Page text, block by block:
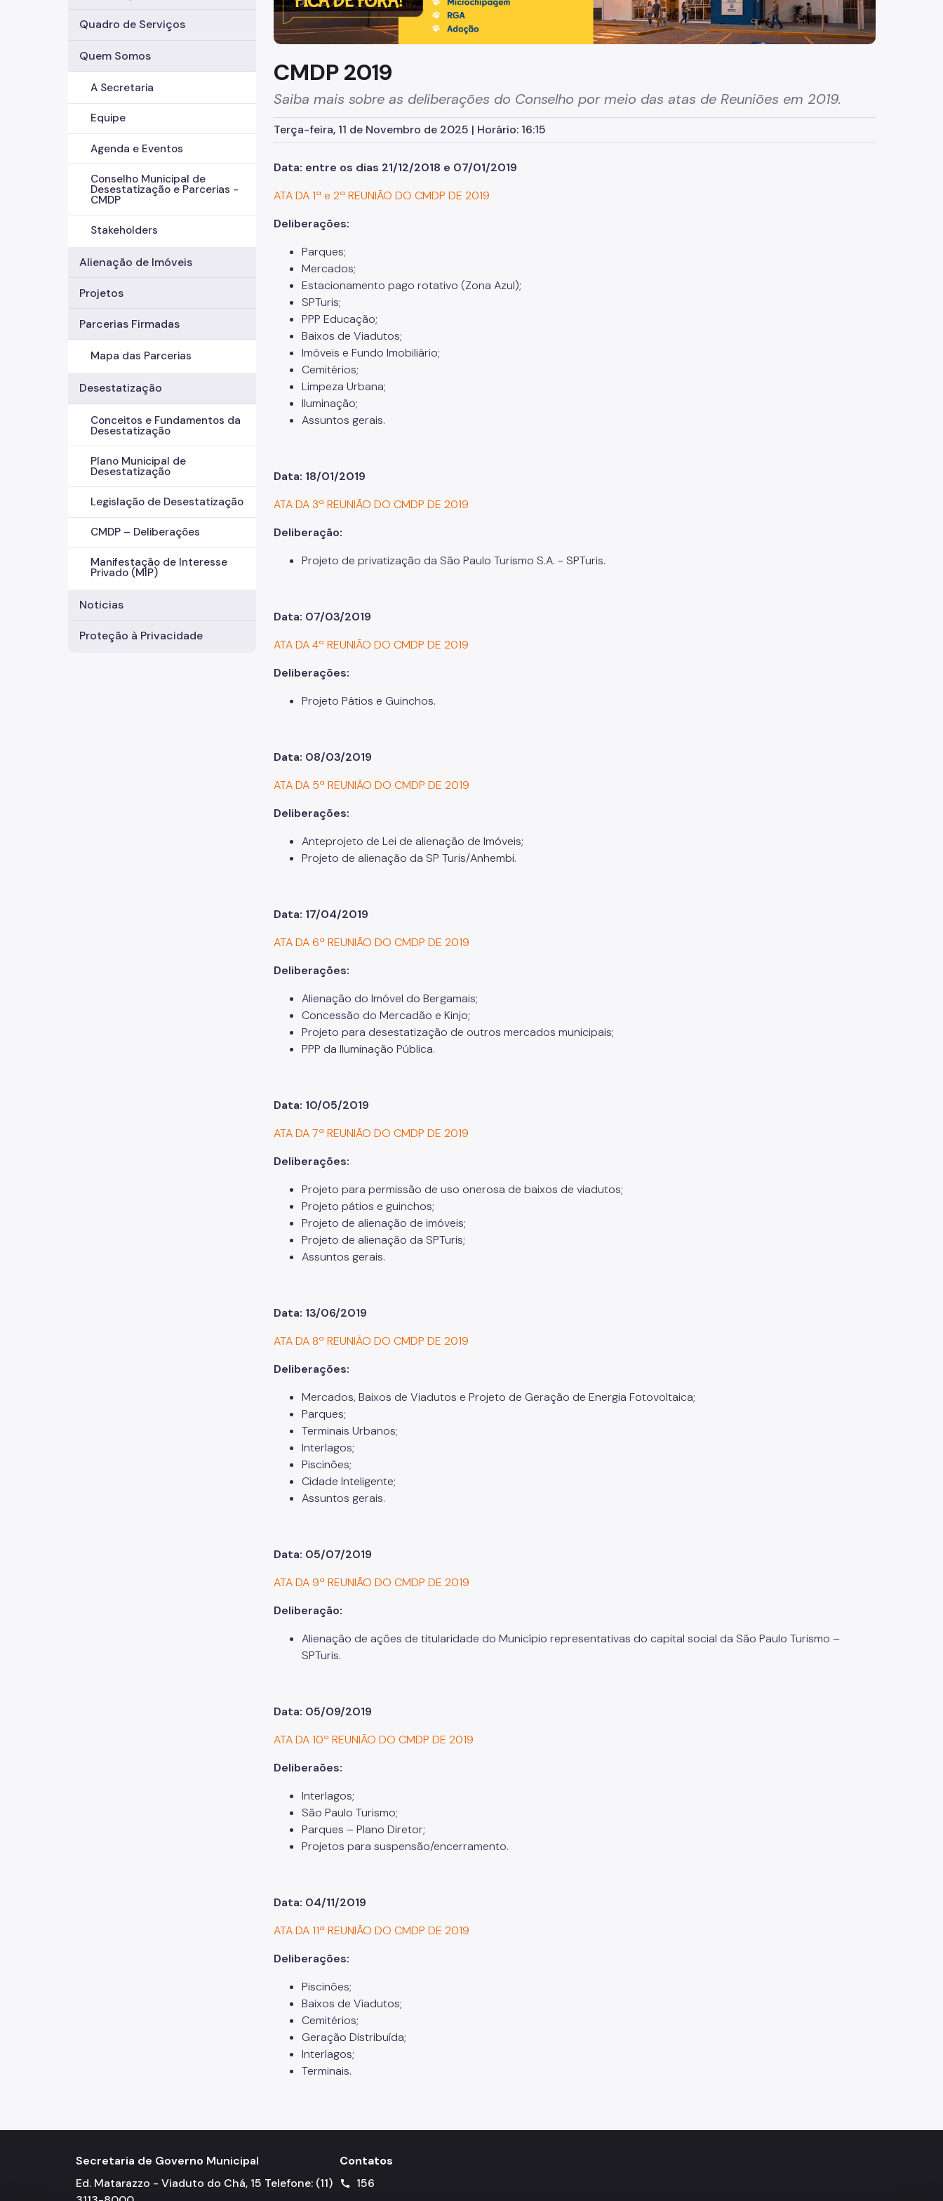
Quadro de Serviços
Quem Somos
A Secretaria
Equipe
Agenda e Eventos
Conselho Municipal de
Desestatização e Parcerias -
CMDP
Stakeholders
Alienação de Imóveis
Projetos
Parcerias Firmadas
Mapa das Parcerias
Desestatização
Conceitos e Fundamentos da
Desestatização
Plano Municipal de
Desestatização
Legislação de Desestatização
CMDP – Deliberações
Manifestação de Interesse
Privado (MIP)
Noticias
Proteção à Privacidade
CMDP 2019
Saiba mais sobre as deliberações do Conselho por meio das atas de Reuniões em 2019.
Terça-feira, 11 de Novembro de 2025 | Horário: 16:15
Data: entre os dias 21/12/2018 e 07/01/2019
ATA DA 1ª e 2ª REUNIÃO DO CMDP DE 2019
Deliberações:
Parques;
Mercados;
Estacionamento pago rotativo (Zona Azul);
SPTuris;
PPP Educação;
Baixos de Viadutos;
Imóveis e Fundo Imobiliário;
Cemitérios;
Limpeza Urbana;
Iluminação;
Assuntos gerais.
Data: 18/01/2019
ATA DA 3ª REUNIÃO DO CMDP DE 2019
Deliberação:
Projeto de privatização da São Paulo Turismo S.A. - SPTuris.
Data: 07/03/2019
ATA DA 4ª REUNIÃO DO CMDP DE 2019
Deliberações:
Projeto Pátios e Guinchos.
Data: 08/03/2019
ATA DA 5ª REUNIÃO DO CMDP DE 2019
Deliberações:
Anteprojeto de Lei de alienação de Imóveis;
Projeto de alienação da SP Turis/Anhembi.
Data: 17/04/2019
ATA DA 6ª REUNIÃO DO CMDP DE 2019
Deliberações:
Alienação do Imóvel do Bergamais;
Concessão do Mercadão e Kinjo;
Projeto para desestatização de outros mercados municipais;
PPP da Iluminação Pública.
Data: 10/05/2019
ATA DA 7ª REUNIÃO DO CMDP DE 2019
Deliberações:
Projeto para permissão de uso onerosa de baixos de viadutos;
Projeto pátios e guinchos;
Projeto de alienação de imóveis;
Projeto de alienação da SPTuris;
Assuntos gerais.
Data: 13/06/2019
ATA DA 8ª REUNIÃO DO CMDP DE 2019
Deliberações:
Mercados, Baixos de Viadutos e Projeto de Geração de Energia Fotovoltaica;
Parques;
Terminais Urbanos;
Interlagos;
Piscinões;
Cidade Inteligente;
Assuntos gerais.
Data: 05/07/2019
ATA DA 9ª REUNIÃO DO CMDP DE 2019
Deliberação:
Alienação de ações de titularidade do Município representativas do capital social da São Paulo Turismo –
SPTuris.
Data: 05/09/2019
ATA DA 10ª REUNIÃO DO CMDP DE 2019
Deliberaões:
Interlagos;
São Paulo Turismo;
Parques – Plano Diretor;
Projetos para suspensão/encerramento.
Data: 04/11/2019
ATA DA 11ª REUNIÃO DO CMDP DE 2019
Deliberações:
Piscinões;
Baixos de Viadutos;
Cemitérios;
Geração Distribuída;
Interlagos;
Terminais.
Secretaria de Governo Municipal
Ed. Matarazzo - Viaduto do Chá, 15 Telefone: (11)
Contatos
call 156